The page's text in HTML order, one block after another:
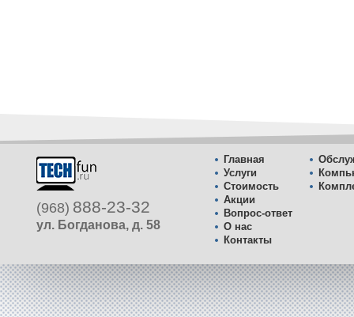
(968) 888-23-32
ул. Богданова, д. 58
Главная
Услуги
Стоимость
Акции
Вопрос-ответ
О нас
Контакты